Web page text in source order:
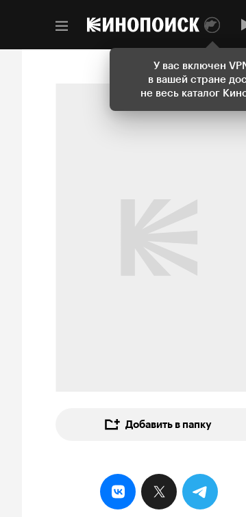
У вас включен
в вашей стране
не весь каталог
Добавить в папку